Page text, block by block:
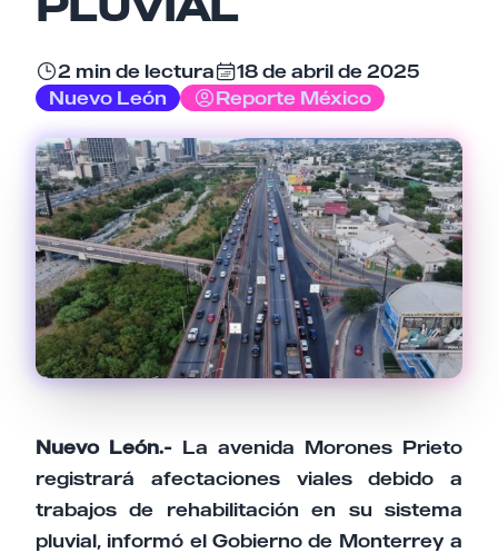
2 min de lectura
18 de abril de 2025
Nuevo León
Reporte México
Nuevo León.- La avenida Morones Prieto
registrará afectaciones viales debido a
trabajos de rehabilitación en su sistema
pluvial, informó el Gobierno de Monterrey a
Email
Tu comentario
Cancelar Enviar comentario